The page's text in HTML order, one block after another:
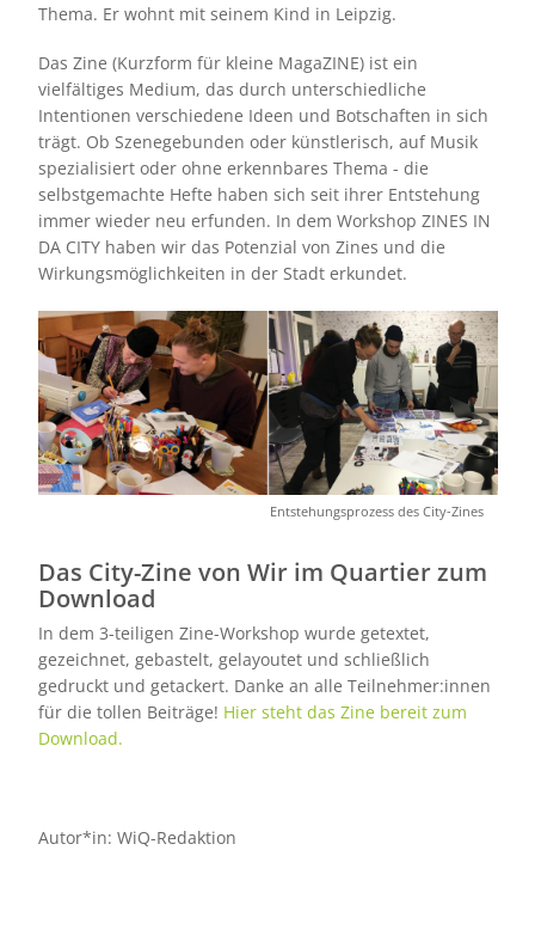
Thema. Er wohnt mit seinem Kind in Leipzig.
Das Zine (Kurzform für kleine MagaZINE) ist ein
vielfältiges Medium, das durch unterschiedliche
Intentionen verschiedene Ideen und Botschaften in sich
trägt. Ob Szenegebunden oder künstlerisch, auf Musik
spezialisiert oder ohne erkennbares Thema - die
selbstgemachte Hefte haben sich seit ihrer Entstehung
immer wieder neu erfunden. In dem Workshop ZINES IN
DA CITY haben wir das Potenzial von Zines und die
Wirkungsmöglichkeiten in der Stadt erkundet.
Bild
Entstehungsprozess des City-Zines
Das City-Zine von Wir im Quartier zum
Download
In dem 3-teiligen Zine-Workshop wurde getextet,
gezeichnet, gebastelt, gelayoutet und schließlich
gedruckt und getackert. Danke an alle Teilnehmer:innen
für die tollen Beiträge! Hier steht das Zine bereit zum
Download.
Autor*in: WiQ-Redaktion